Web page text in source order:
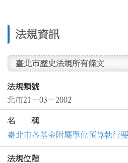
法規資訊
臺北市歷史法規所有條文
法規類號
北市21－03－2002
名 稱
臺北市各基金附屬單位預算執行
法規位階